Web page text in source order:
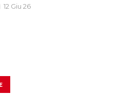
12 Giu 26